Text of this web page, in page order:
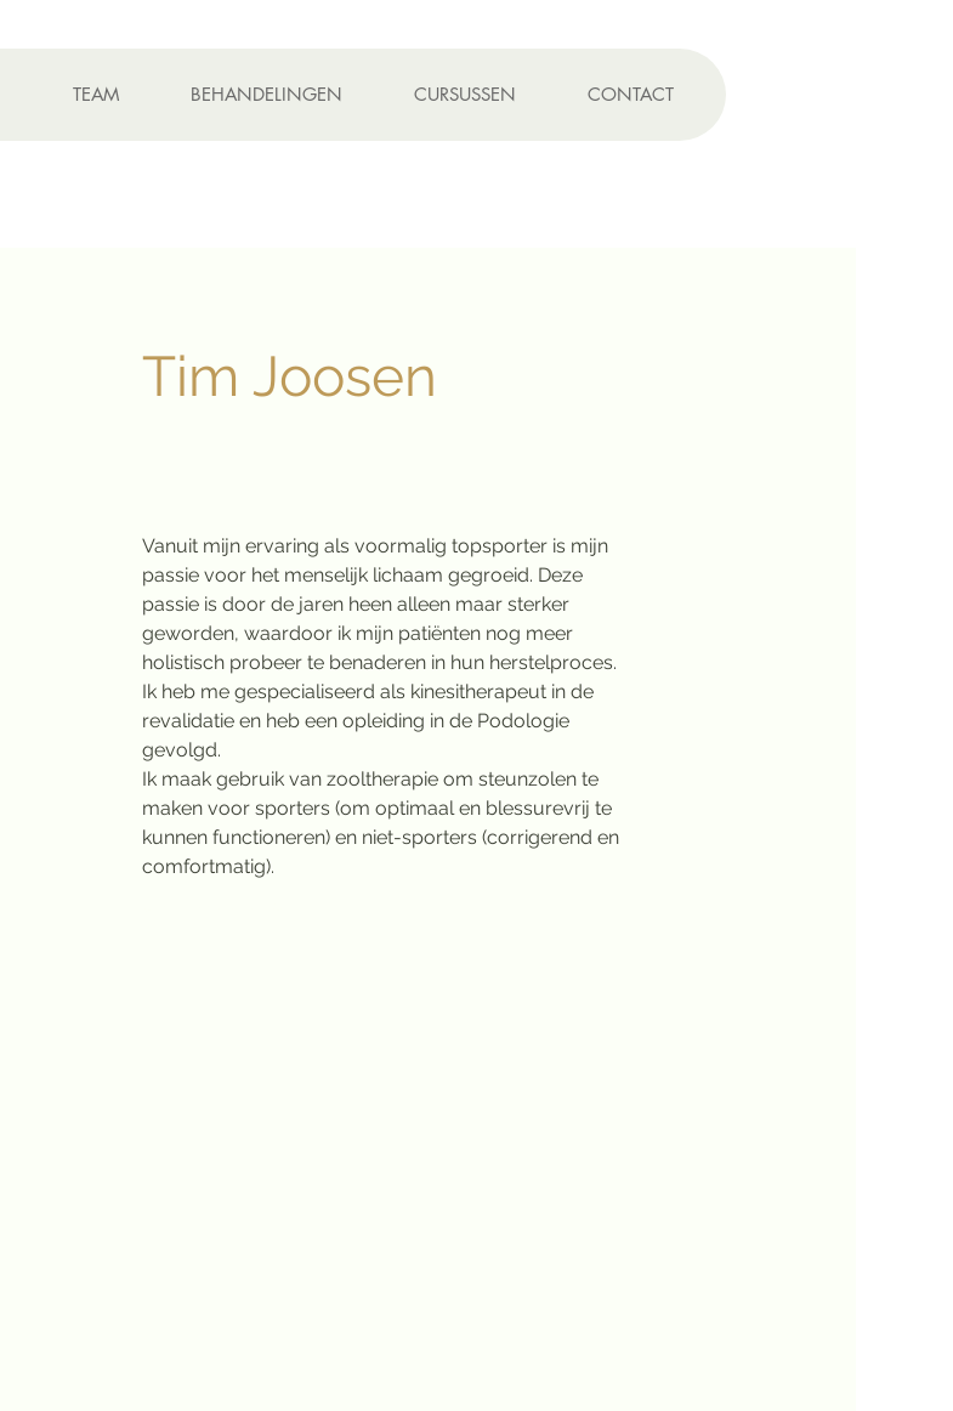
TEAM BEHANDELINGEN CURSUSSEN CONTACT
Tim Joosen
Vanuit mijn ervaring als voormalig topsporter is mijn
passie voor het menselijk lichaam gegroeid. Deze
passie is door de jaren heen alleen maar sterker
geworden, waardoor ik mijn patiënten nog meer
holistisch probeer te benaderen in hun herstelproces.
Ik heb me gespecialiseerd als kinesitherapeut in de
revalidatie en heb een opleiding in de Podologie
gevolgd.
Ik maak gebruik van zooltherapie om steunzolen te
maken voor sporters (om optimaal en blessurevrij te
kunnen functioneren) en niet-sporters (corrigerend en
comfortmatig).